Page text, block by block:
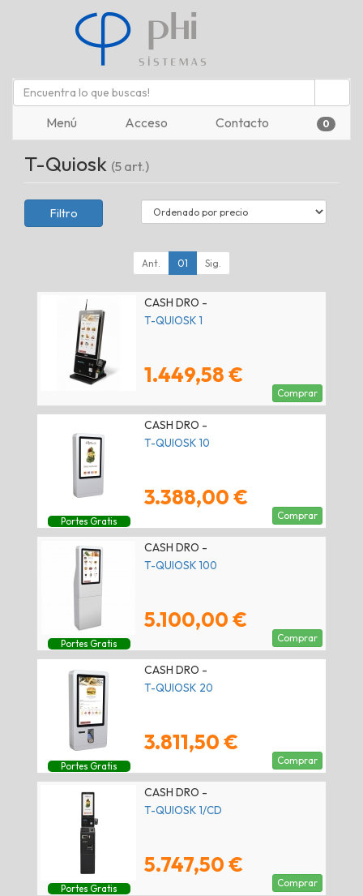
Menú Acceso Contacto 0
T-Quiosk (5 art.)
Filtro
Ant. 01 Sig.
CASH DRO -
T-QUIOSK 1
1.449,58 €
Comprar
Portes Gratis
CASH DRO -
T-QUIOSK 10
3.388,00 €
Comprar
Portes Gratis
CASH DRO -
T-QUIOSK 100
5.100,00 €
Comprar
Portes Gratis
CASH DRO -
T-QUIOSK 20
3.811,50 €
Comprar
Portes Gratis
CASH DRO -
T-QUIOSK 1/CD
5.747,50 €
Comprar